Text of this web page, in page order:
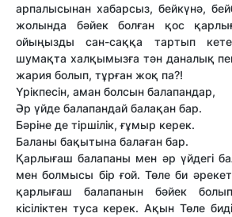
арпалысынан хабарсыз, бейкүнә,
жолында бәйек болған қос
ойыңызды сан-саққа тартып
шумақта халқымызға тән даналық пен
жария болып, тұрған жоқ па?!
Үрікпесін, аман болсын балапандар,
Әр үйде балапандай балақан бар.
Бәріне де тіршілік, ғұмыр керек.
Баланы бақытына балаған бар.
Қарлығаш балапаны мен әр үйдегі
мен болмысы бір ғой. Төле би
қарлығаш балапанын бәйек
кісіліктен туса керек. Ақын Төле